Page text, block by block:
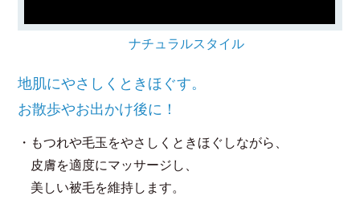
ナチュラルスタイル
地肌にやさしくときほぐす。
お散歩やお出かけ後に！
・もつれや毛玉をやさしくときほぐしながら、
皮膚を適度にマッサージし、
美しい被毛を維持します。